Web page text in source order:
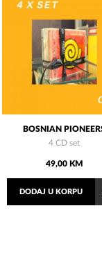
BOSNIAN
4 CD set
49,00 KM
DODAJU KORPU